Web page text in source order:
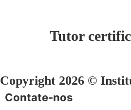
Tutor
Copyright 2026 ©
Contate-nos